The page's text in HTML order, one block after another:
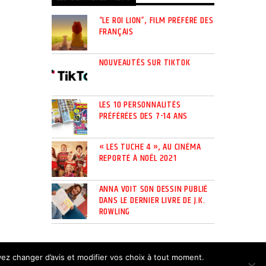
“LE ROI LION”, FILM PRÉFÉRÉ DES
FRANÇAIS
NOUVEAUTÉS SUR TIKTOK
LES 10 PERSONNALITÉS
PRÉFÉRÉES DES 7-14 ANS
« LES TUCHE 4 », AU CINÉMA
REPORTÉ À NOËL 2021
ANNA VOIT SON DESSIN PUBLIÉ
DANS LE DERNIER LIVRE DE J.K.
ROWLING
LIVRE D’OR
changer d’avis et modifier vos choix à tout moment.